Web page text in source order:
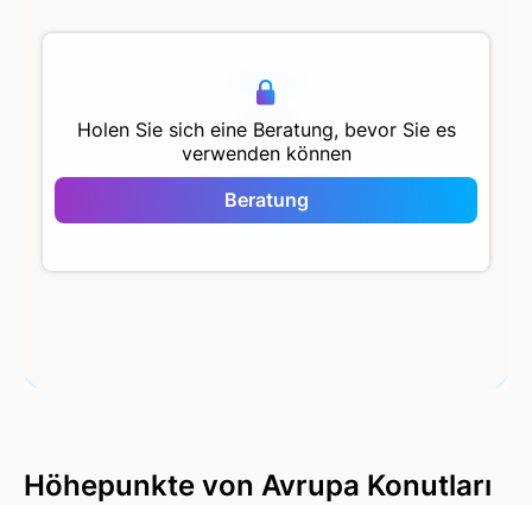
Holen Sie sich eine Beratung, bevor Sie es
verwenden können
Beratung
Avrupa Konutları
Saklıvadi
500 m
Höhepunkte von Avrupa Konutları